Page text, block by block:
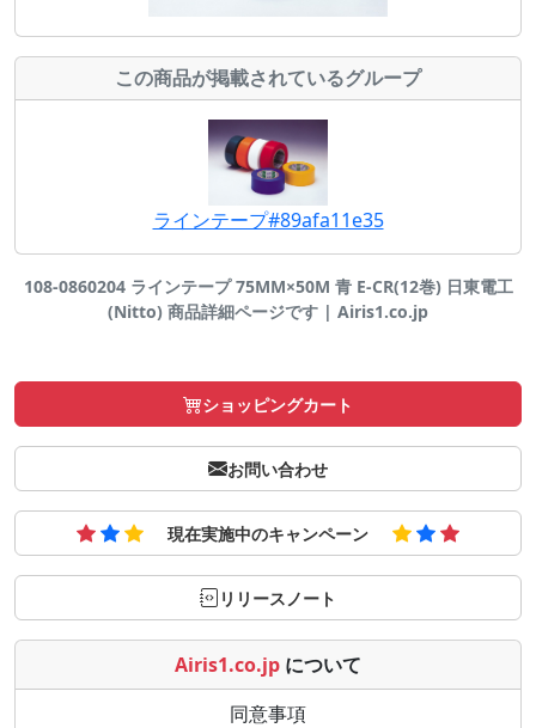
この商品が掲載されているグループ
ラインテープ#89afa11e35
108-0860204 ラインテープ 75MM×50M 青 E-CR(12巻) 日東電工
(Nitto) 商品詳細ページです | Airis1.co.jp
ショッピングカート
お問い合わせ
現在実施中のキャンペーン
リリースノート
Airis1.co.jp について
同意事項